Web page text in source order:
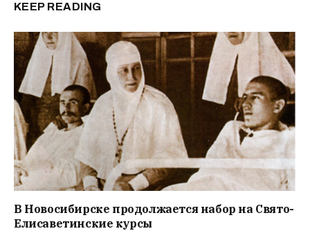
KEEP READING
В Новосибирске продолжается набор на Свято-
Елисаветинские курсы